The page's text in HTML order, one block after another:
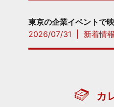
東京の企業イベントで
2026/07/31
新着情報
カ